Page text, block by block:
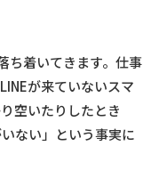
ち着いてきます。仕事
が来ていないスマ
空いたりしたとき
ない」という事実に